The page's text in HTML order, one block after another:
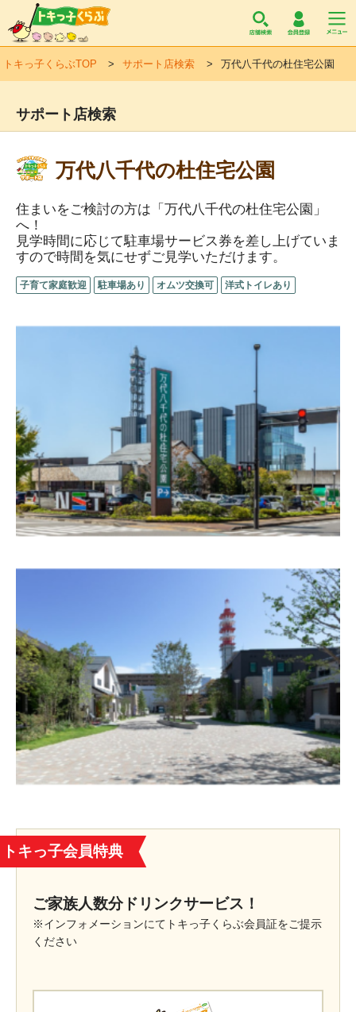
トキっ子くらぶTOP サポート店検索 万代八千代の杜住宅公園
サポート店検索
万代八千代の杜住宅公園
住まいをご検討の方は「万代八千代の杜住宅公園」
へ！
見学時間に応じて駐車場サービス券を差し上げていま
すので時間を気にせずご見学いただけます。
子育て家庭歓迎 駐車場あり オムツ交換可 洋式トイレあり
トキっ子会員特典
ご家族人数分ドリンクサービス！
※インフォメーションにてトキっ子くらぶ会員証をご提示
ください